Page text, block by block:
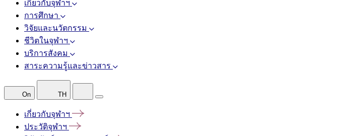
เกี่ยวกับจุฬาฯ
การศึกษา
วิจัยและนวัตกรรม
ชีวิตในจุฬาฯ
บริการสังคม
สาระความรู้และข่าวสาร
On TH
เกี่ยวกับจุฬาฯ
ประวัติจุฬาฯ